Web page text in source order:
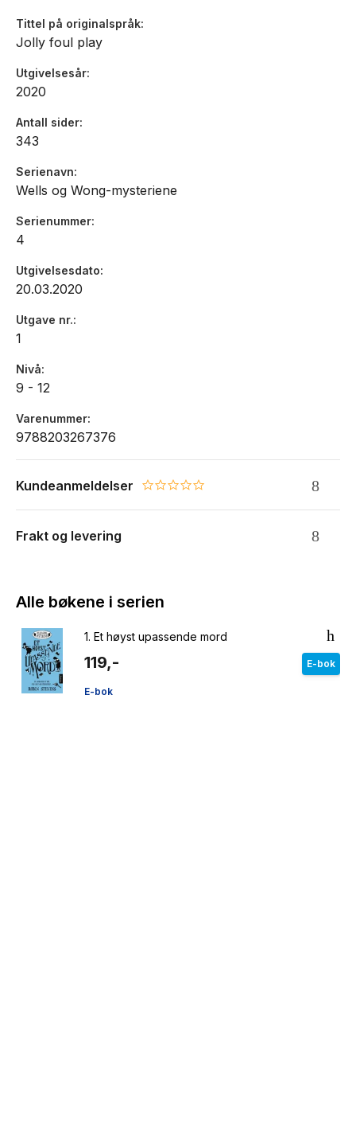
Tittel på originalspråk
Jolly foul play
Utgivelsesår
2020
Antall sider
343
Serienavn
Wells og Wong-mysteriene
Serienummer
4
Utgivelsesdato
20.03.2020
Utgave nr.
1
Nivå
9 - 12
Varenummer
9788203267376
Kundeanmeldelser 0.0 star rating
Frakt og levering
Alle bøkene i serien
1. Et høyst upassende mord
119,- E-bok
E-bok